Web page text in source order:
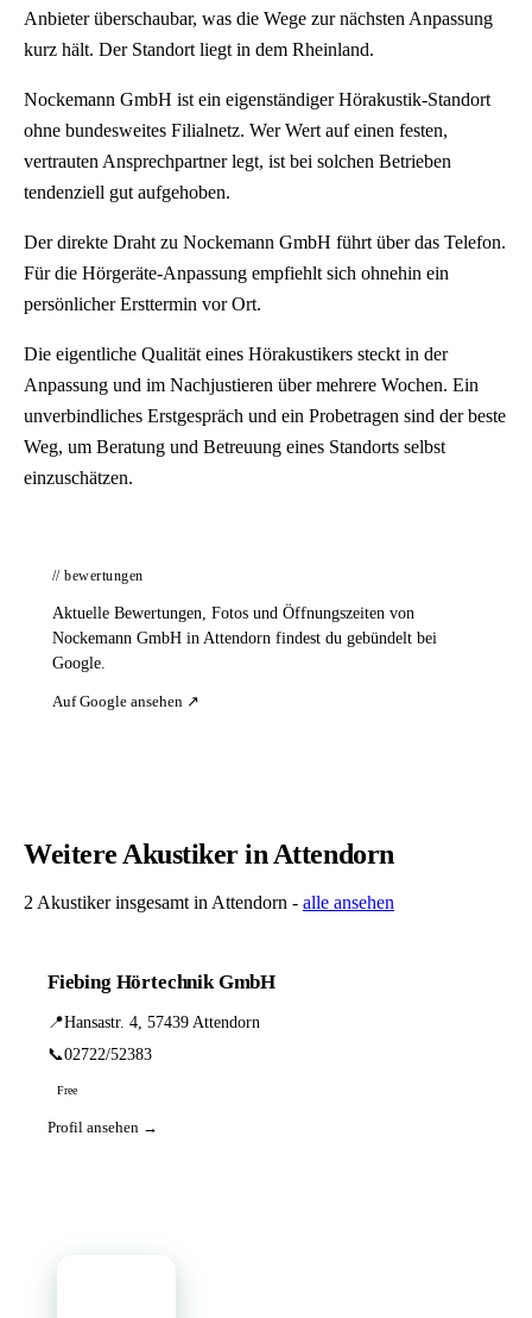
Anbieter überschaubar, was die Wege zur nächsten Anpassung
kurz hält. Der Standort liegt in dem Rheinland.
Nockemann GmbH ist ein eigenständiger Hörakustik-Standort
ohne bundesweites Filialnetz. Wer Wert auf einen festen,
vertrauten Ansprechpartner legt, ist bei solchen Betrieben
tendenziell gut aufgehoben.
Der direkte Draht zu Nockemann GmbH führt über das Telefon.
Für die Hörgeräte-Anpassung empfiehlt sich ohnehin ein
persönlicher Ersttermin vor Ort.
Die eigentliche Qualität eines Hörakustikers steckt in der
Anpassung und im Nachjustieren über mehrere Wochen. Ein
unverbindliches Erstgespräch und ein Probetragen sind der beste
Weg, um Beratung und Betreuung eines Standorts selbst
einzuschätzen.
// bewertungen
Aktuelle Bewertungen, Fotos und Öffnungszeiten von
Nockemann GmbH in Attendorn findest du gebündelt bei
Google.
Auf Google ansehen ↗
Weitere Akustiker in Attendorn
2 Akustiker insgesamt in Attendorn - alle ansehen
Fiebing Hörtechnik GmbH
📍Hansastr. 4, 57439 Attendorn
📞02722/52383
Free
Profil ansehen →